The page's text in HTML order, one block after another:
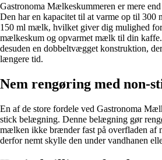
Gastronoma Mælkeskummeren er mere
Den har en kapacitet til at varme op til
150 ml mælk, hvilket giver dig mulighed
mælkeskum og opvarmet mælk til din
desuden en dobbeltvægget konstruktion,
længere tid.
Nem rengøring med non-
En af de store fordele ved Gastronoma
stick belægning. Denne belægning gør
mælken ikke brænder fast på overfladen af
derfor nemt skylle den under vandhanen